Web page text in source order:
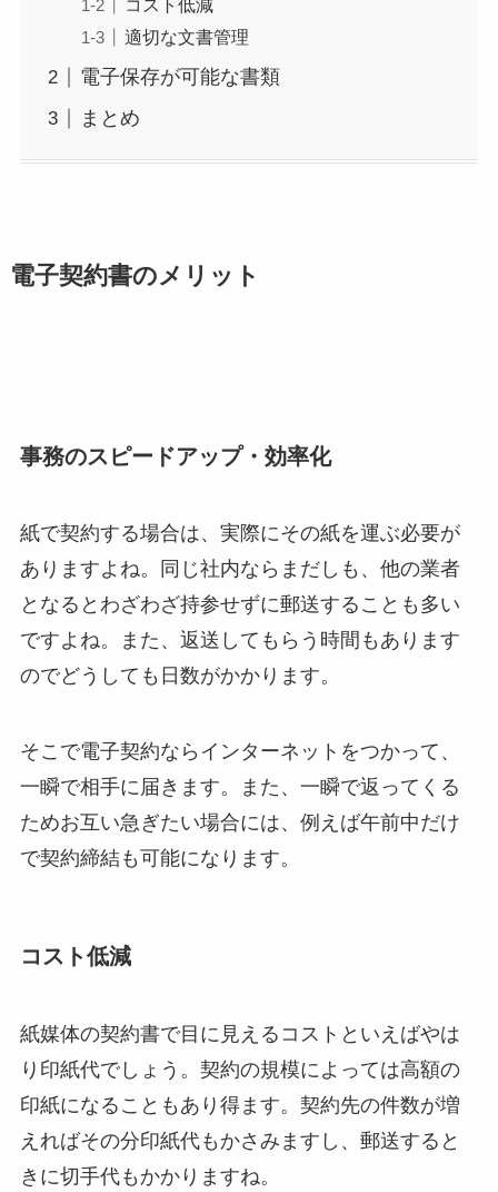
コスト低減
適切な文書管理
電子保存が可能な書類
まとめ
電子契約書のメリット
事務のスピードアップ・効率化
紙で契約する場合は、実際にその紙を運ぶ必要が
ありますよね。同じ社内ならまだしも、他の業者
となるとわざわざ持参せずに郵送することも多い
ですよね。また、返送してもらう時間もあります
のでどうしても日数がかかります。
そこで電子契約ならインターネットをつかって、
一瞬で相手に届きます。また、一瞬で返ってくる
ためお互い急ぎたい場合には、例えば午前中だけ
で契約締結も可能になります。
コスト低減
紙媒体の契約書で目に見えるコストといえばやは
り印紙代でしょう。契約の規模によっては高額の
印紙になることもあり得ます。契約先の件数が増
えればその分印紙代もかさみますし、郵送すると
きに切手代もかかりますね。